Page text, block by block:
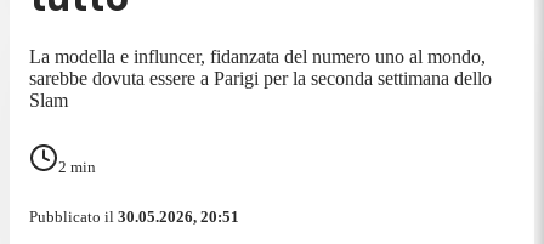
La modella e influncer, fidanzata del numero uno al mondo,
sarebbe dovuta essere a Parigi per la seconda settimana dello
Slam
2 min
Pubblicato il 30.05.2026, 20:51